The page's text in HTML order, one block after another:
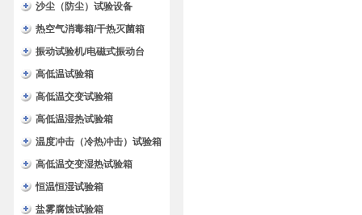
沙尘（防尘）试验设备
热空气消毒箱/干热灭菌箱
振动试验机/电磁式振动台
高低温试验箱
高低温交变试验箱
高低温湿热试验箱
温度冲击（冷热冲击）试验箱
高低温交变湿热试验箱
恒温恒湿试验箱
盐雾腐蚀试验箱